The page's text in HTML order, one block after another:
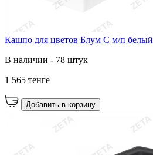
Кашпо для цветов Блум С м/п белый
В наличии - 78 штук
1 565 тенге
Добавить в корзину